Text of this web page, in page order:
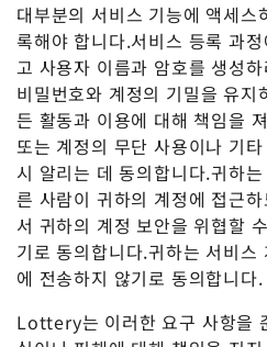
대부분의 서비스 기능에 액세스
록해야 합니다.서비스 등록 과
고 사용자 이름과 암호를 생성
비밀번호와 계정의 기밀을 유지
든 활동과 이용에 대해 책임을
또는 계정의 무단 사용이나 기
시 알리는 데 동의합니다.귀하
른 사람이 귀하의 계정에 접근
서 귀하의 계정 보안을 위협할
기로 동의합니다.귀하는 서비스
에 전송하지 않기로 동의합니다.
Lottery는 이러한 요구 사항을